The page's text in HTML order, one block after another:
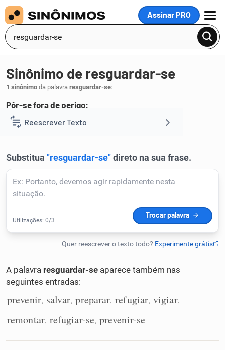
Assinar PRO
MENU
Reescrever Texto
Corrigir Texto
Humanizador de IA
Conexões
Sinônimo de resguardar-se
1 sinônimo da palavra resguardar-se:
Pôr-se fora de perigo:
1 envolver.
A palavra resguardar-se aparece também nas
seguintes entradas:
prevenir, salvar, preparar, refugiar, vigiar,
remontar, refugiar-se, prevenir-se